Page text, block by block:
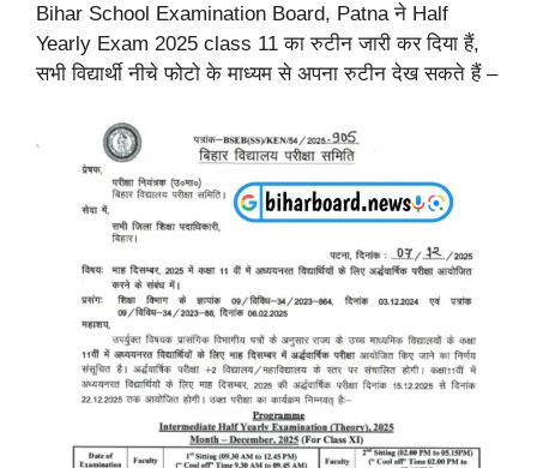
Bihar School Examination Board, Patna ने Half
Yearly Exam 2025 class 11 का रुटीन जारी कर दिया हैं,
सभी विद्यार्थी नीचे फोटो के माध्यम से अपना रुटीन देख सकते हैं –